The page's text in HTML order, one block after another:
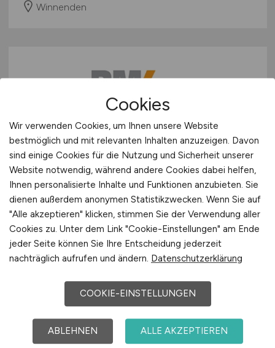
Winnenden
Facharzt(m/w/d) Anästhesie für
den AOP
Rems-Murr-Kliniken gGmbH
vor 5 Tagen
Winnenden
Cookies
Wir verwenden Cookies, um Ihnen unsere Website
bestmöglich und mit relevanten Inhalten anzuzeigen. Davon
sind einige Cookies für die Nutzung und Sicherheit unserer
Website notwendig, während andere Cookies dabei helfen,
Ihnen personalisierte Inhalte und Funktionen anzubieten. Sie
dienen außerdem anonymen Statistikzwecken. Wenn Sie auf
"Alle akzeptieren" klicken, stimmen Sie der Verwendung aller
Cookies zu. Unter dem Link "Cookie-Einstellungen" am Ende
jeder Seite können Sie Ihre Entscheidung jederzeit
nachträglich aufrufen und ändern. Datenschutzerklärung
COOKIE-EINSTELLUNGEN
ABLEHNEN ALLE AKZEPTIEREN